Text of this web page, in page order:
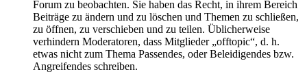
Forum zu beobachten. Sie haben das Recht, in ihrem Bereich
Beiträge zu ändern und zu löschen und Themen zu schließen,
zu öffnen, zu verschieben und zu teilen. Üblicherweise
verhindern Moderatoren, dass Mitglieder „offtopic“, d. h.
etwas nicht zum Thema Passendes, oder Beleidigendes bzw.
Angreifendes schreiben.